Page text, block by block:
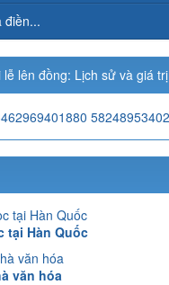
điền...
lên đồng: Lịch sử và giá trị
tại Hàn Quốc
văn hóa